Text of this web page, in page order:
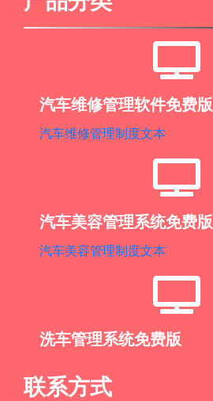
汽车维修管理软件免费版
汽车维修管理制度文本
汽车美容管理系统免费版
汽车美容管理制度文本
洗车管理系统免费版
联系方式